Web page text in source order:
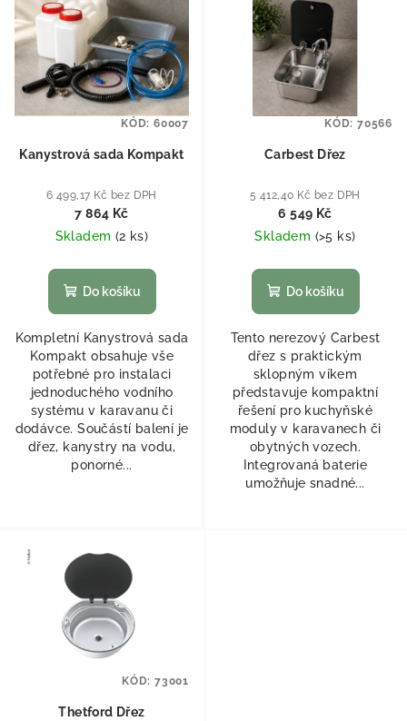
Kanystrová sada Kompakt
6 499,17 Kč bez DPH
7 864 Kč
Skladem (2 ks)
Do košíku
Kompletní Kanystrová sada
Kompakt obsahuje vše
potřebné pro instalaci
jednoduchého vodního
systému v karavanu či
dodávce. Součástí balení je
dřez, kanystry na vodu,
ponorné...
KÓD: 60007
Carbest Dřez
5 412,40 Kč bez DPH
6 549 Kč
Skladem (>5 ks)
Do košíku
Tento nerezový Carbest
dřez s praktickým
sklopným víkem
představuje kompaktní
řešení pro kuchyňské
moduly v karavanech či
obytných vozech.
Integrovaná baterie
umožňuje snadné...
KÓD: 70566
Thetford Dřez
KÓD: 73001